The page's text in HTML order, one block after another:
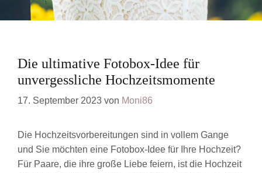
Die ultimative Fotobox-Idee für
unvergessliche Hochzeitsmomente
17. September 2023 von Moni86
Die Hochzeitsvorbereitungen sind in vollem Gange
und Sie möchten eine Fotobox-Idee für Ihre Hochzeit?
Für Paare, die ihre große Liebe feiern, ist die Hochzeit